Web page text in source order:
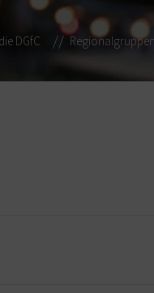
DGfC Regionalgruppen